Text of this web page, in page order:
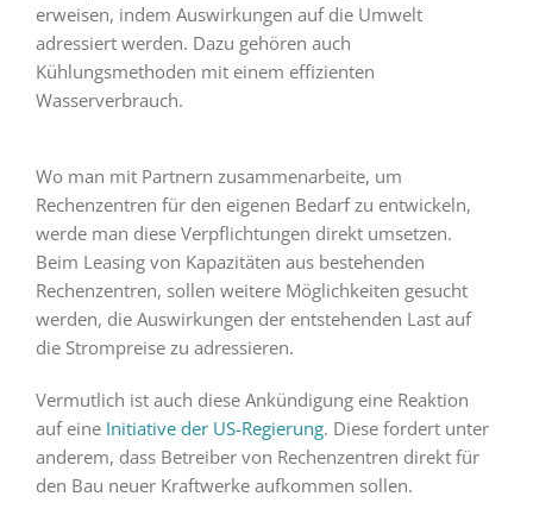
erweisen, indem Auswirkungen auf die Umwelt
adressiert werden. Dazu gehören auch
Kühlungsmethoden mit einem effizienten
Wasserverbrauch.
Wo man mit Partnern zusammenarbeite, um
Rechenzentren für den eigenen Bedarf zu entwickeln,
werde man diese Verpflichtungen direkt umsetzen.
Beim Leasing von Kapazitäten aus bestehenden
Rechenzentren, sollen weitere Möglichkeiten gesucht
werden, die Auswirkungen der entstehenden Last auf
die Strompreise zu adressieren.
Vermutlich ist auch diese Ankündigung eine Reaktion
auf eine Initiative der US-Regierung. Diese fordert unter
anderem, dass Betreiber von Rechenzentren direkt für
den Bau neuer Kraftwerke aufkommen sollen.